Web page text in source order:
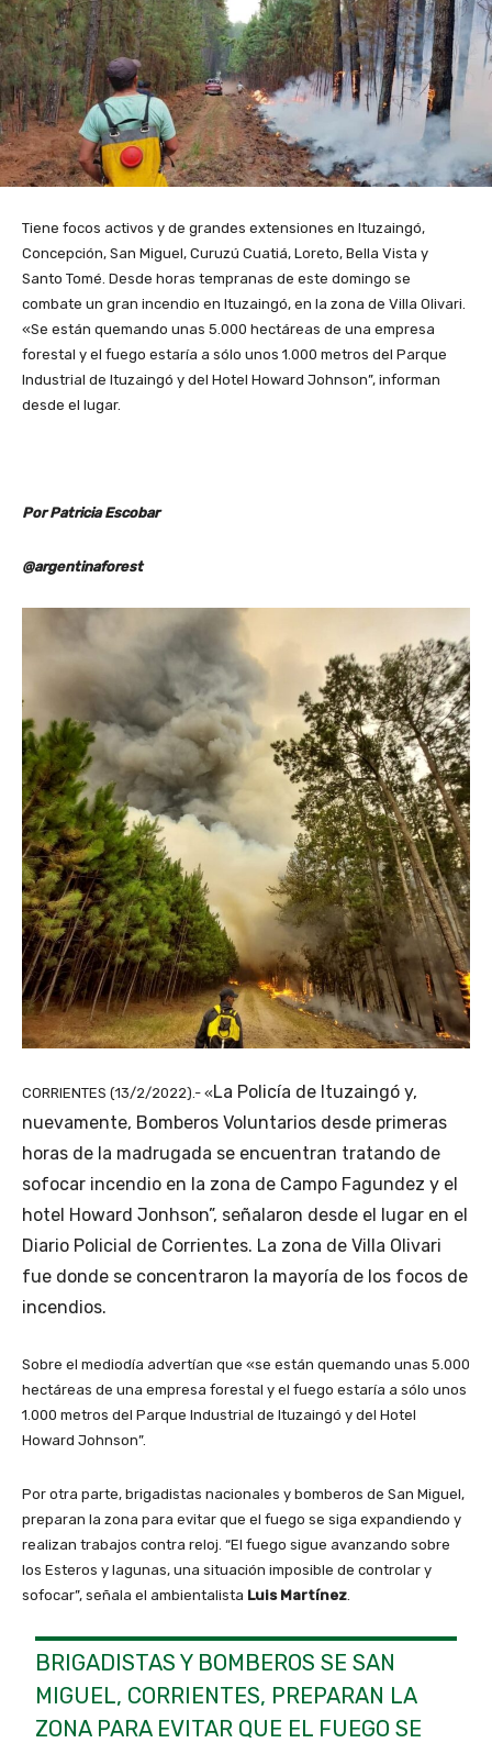
Tiene focos activos y de grandes extensiones en Ituzaingó,
Concepción, San Miguel, Curuzú Cuatiá, Loreto, Bella Vista y
Santo Tomé. Desde horas tempranas de este domingo se
combate un gran incendio en Ituzaingó, en la zona de Villa Olivari.
«Se están quemando unas 5.000 hectáreas de una empresa
forestal y el fuego estaría a sólo unos 1.000 metros del Parque
Industrial de Ituzaingó y del Hotel Howard Johnson”, informan
desde el lugar.
Por Patricia Escobar
@argentinaforest
CORRIENTES (13/2/2022).- «La Policía de Ituzaingó y,
nuevamente, Bomberos Voluntarios desde primeras
horas de la madrugada se encuentran tratando de
sofocar incendio en la zona de Campo Fagundez y el
hotel Howard Jonhson”, señalaron desde el lugar en el
Diario Policial de Corrientes. La zona de Villa Olivari
fue donde se concentraron la mayoría de los focos de
incendios.
Sobre el mediodía advertían que «se están quemando unas 5.000
hectáreas de una empresa forestal y el fuego estaría a sólo unos
1.000 metros del Parque Industrial de Ituzaingó y del Hotel
Howard Johnson”.
Por otra parte, brigadistas nacionales y bomberos de San Miguel,
preparan la zona para evitar que el fuego se siga expandiendo y
realizan trabajos contra reloj. “El fuego sigue avanzando sobre
los Esteros y lagunas, una situación imposible de controlar y
sofocar”, señala el ambientalista Luis Martínez
BRIGADISTAS Y BOMBEROS SE SAN
MIGUEL, CORRIENTES, PREPARAN LA
ZONA PARA EVITAR QUE EL FUEGO SE